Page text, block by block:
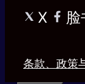
X 脸
条款、政策